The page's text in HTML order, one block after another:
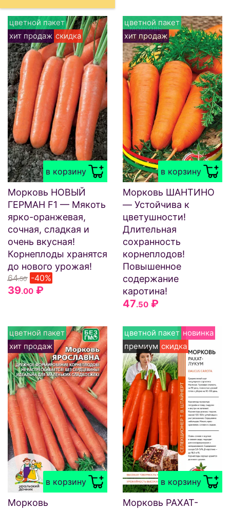
в корзину
цветной пакет
хит продаж скидка
Морковь НОВЫЙ
ГЕРМАН F1 — Мякоть
ярко-оранжевая,
сочная, сладкая и
очень вкусная!
Корнеплоды хранятся
до нового урожая!
64.50 -40%
39.00 ₽
в корзину
цветной пакет
хит продаж
Морковь ШАНТИНО
— Устойчива к
цветушности!
Длительная
сохранность
корнеплодов!
Повышенное
содержание
каротина!
47.50 ₽
в корзину
цветной пакет
хит продаж
Морковь
в корзину
цветной пакет новинка
премиум скидка
Морковь РАХАТ-